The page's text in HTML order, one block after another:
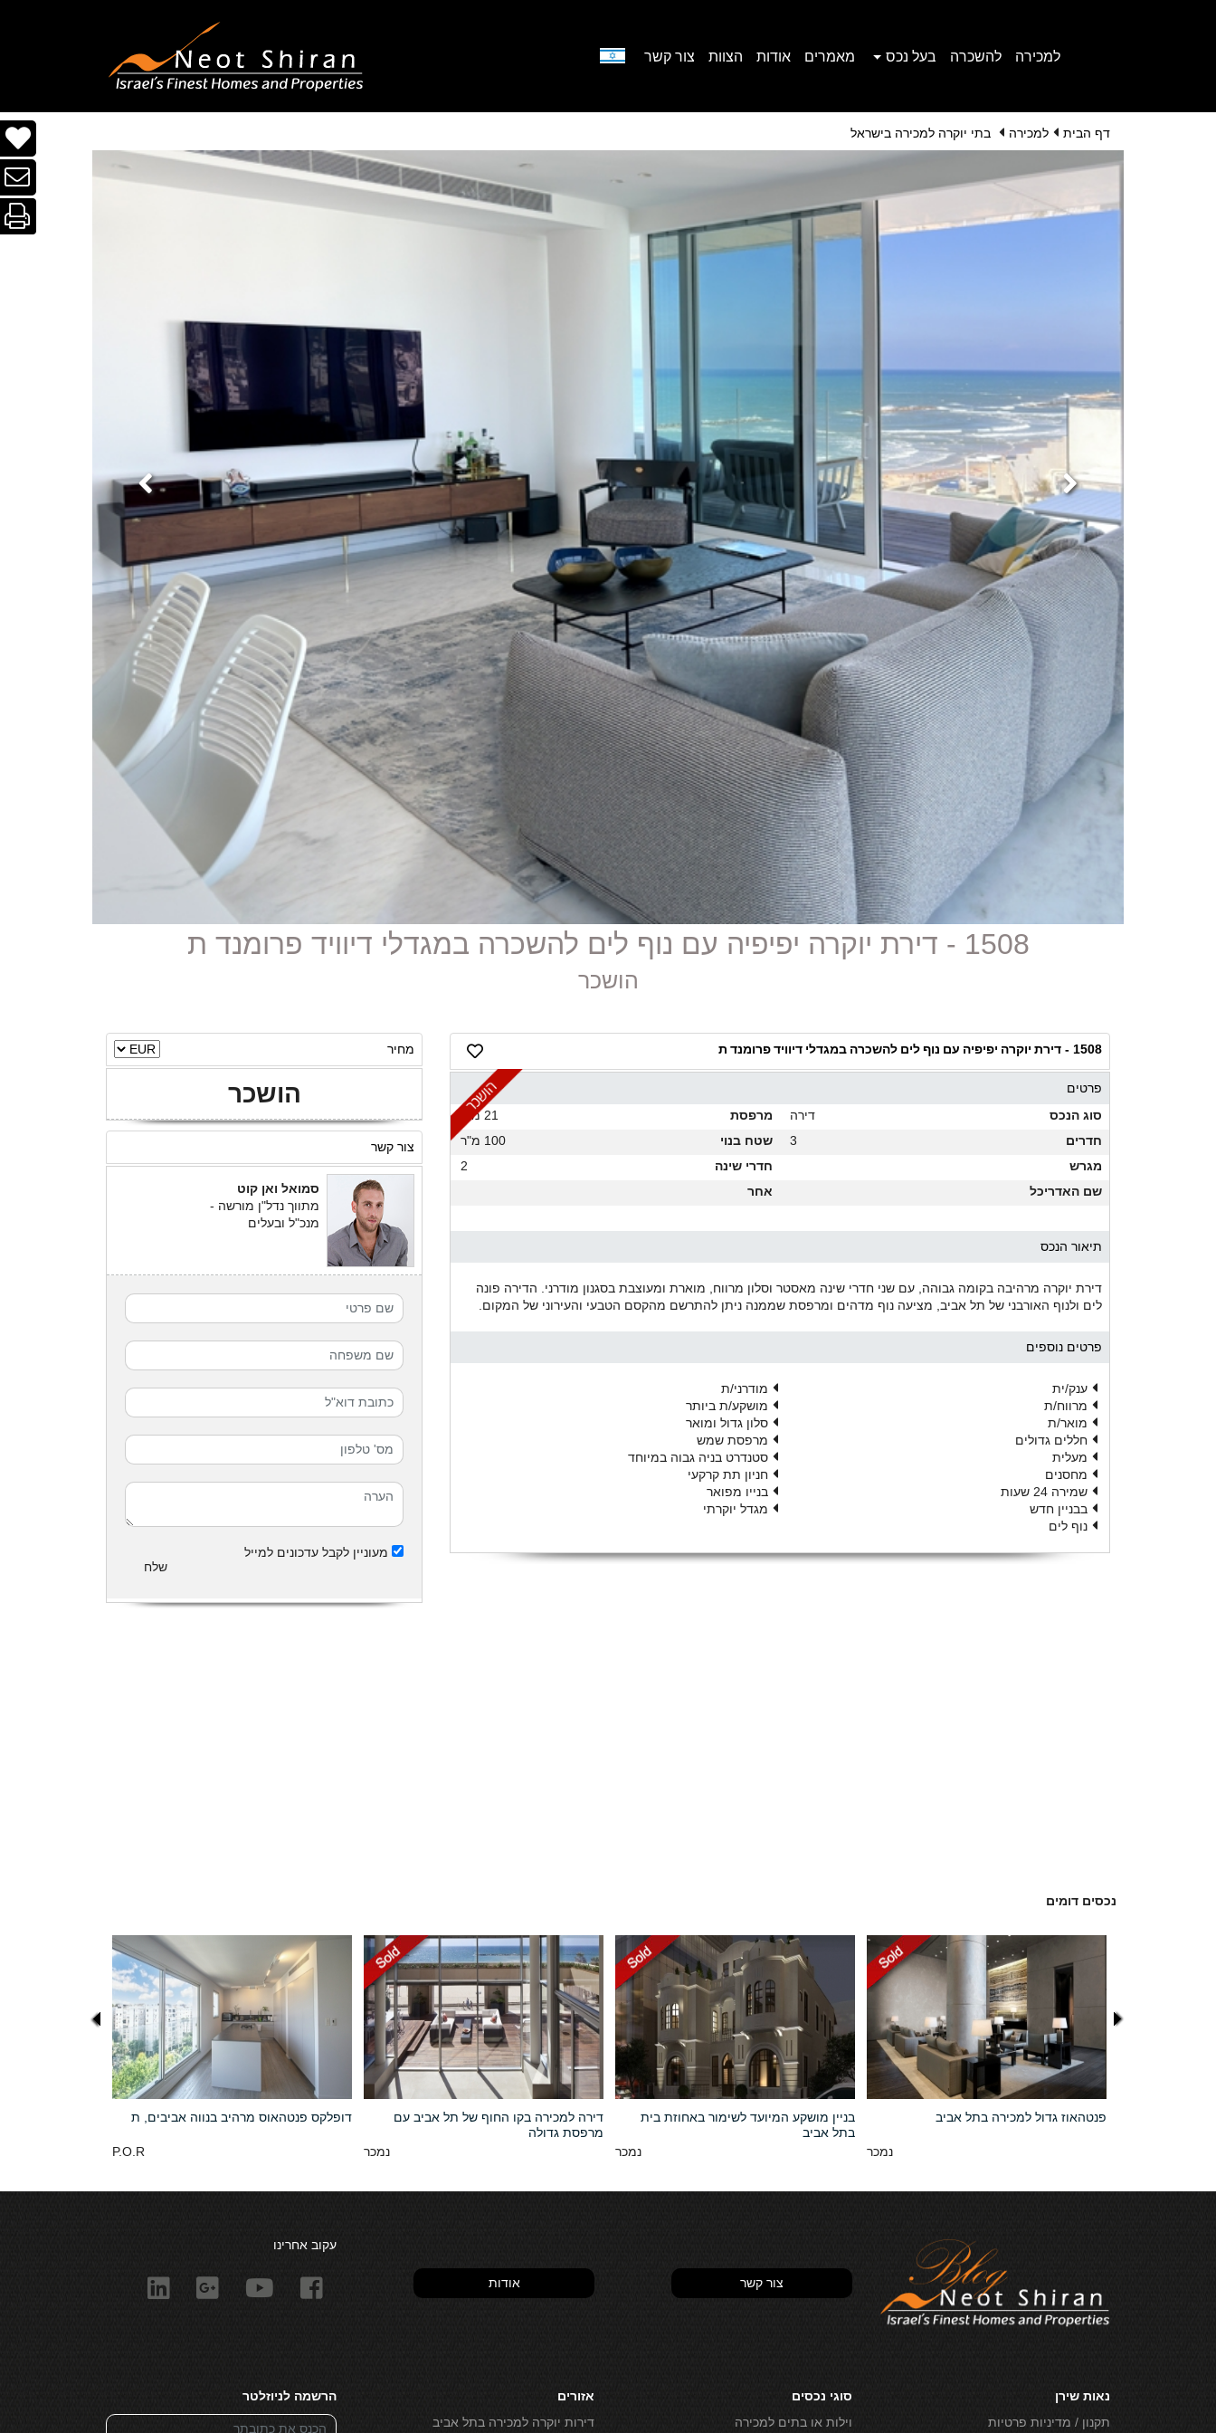
למכירה להשכרה בעל נכס מאמרים אודות הצוות צור קשר
דף הבית למכירה בתי יוקרה למכירה בישראל
1508 - דירת יוקרה יפיפיה עם נוף לים להשכרה במגדלי דיוויד פרומנד ת
הושכר
1508 - דירת יוקרה יפיפיה עם נוף לים להשכרה במגדלי דיוויד פרומנד ת
פרטים
סוג הנכס
דירה מרפסת
21 מ"ר
חדרים
3 שטח בנוי
100 מ"ר
מגרש
חדרי שינה
2
שם האדריכל
אחר
תיאור הנכס
דירת יוקרה מרהיבה בקומה גבוהה, עם שני חדרי שינה מאסטר וסלון מרווח, מוארת ומעוצבת בסגנון מודרני. הדירה פונה
לים ולנוף האורבני של תל אביב, מציעה נוף מדהים ומרפסת שממנה ניתן להתרשם מהקסם הטבעי והעירוני של המקום.
פרטים נוספים
ענק/ית
מודרני/ת
מרווח/ת
מושקע/ת ביותר
מואר/ת
סלון גדול ומואר
חללים גדולים
מרפסת שמש
מעלית
סטנדרט בניה גבוה במיוחד
מחסנים
חניון תת קרקעי
שמירה 24 שעות
בנייו מפואר
בבניין חדש
מגדל יוקרתי
נוף לים
מחיר
הושכר
צור קשר
סמואל ואן קוט
מתווך נדל"ן מורשה -
מנכ"ל ובעלים
מעוניין לקבל עדכונים למייל
שלח
נכסים דומים
דופלקס פנטהאוס מרהיב בנווה אביבים, ת
P.O.R
דירה למכירה בקו החוף של תל אביב עם
מרפסת גדולה
נמכר
בניין מושקע המיועד לשימור באחוזת בית
בתל אביב
נמכר
פנטהאוז גדול למכירה בתל אביב
נמכר
צור קשר אודות
עקוב אחרינו
נאות שירן
תקנון / מדיניות פרטיות
סוגי נכסים
וילות או בתים למכירה
אזורים
דירות יוקרה למכירה בתל אביב
הרשמה לניוזלטר